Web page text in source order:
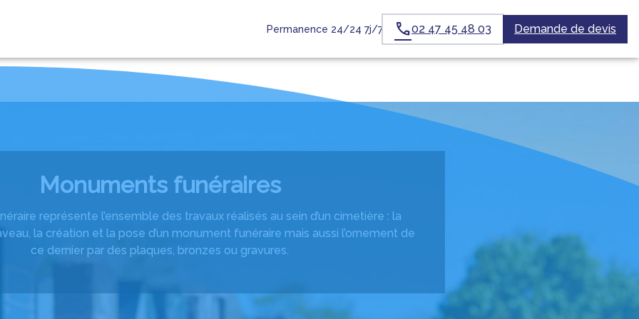
Permanence 24/24 7j/7 02 47 45 48 03 Demande de devis
Monuments funéraires
représente l’ensemble des travaux réalisés au sein d’un cimetière : la
la création et la pose d’un monument funéraire mais aussi l’ornement de
ce dernier par des plaques, bronzes ou gravures.